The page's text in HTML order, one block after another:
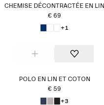
CHEMISE DÉCONTRACTÉE EN LIN
€ 69
+1
POLO EN LIN ET COTON
€ 59
+3